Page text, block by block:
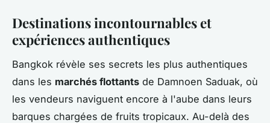
Destinations incontournables et
expériences authentiques
Bangkok révèle ses secrets les plus authentiques
dans les marchés flottants de Damnoen Saduak, où
les vendeurs naviguent encore à l'aube dans leurs
barques chargées de fruits tropicaux. Au-delà des